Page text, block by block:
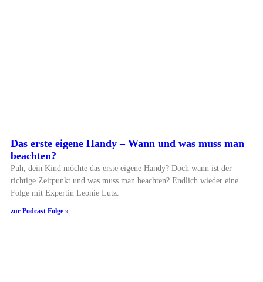
Das erste eigene Handy – Wann und was muss man
beachten?
Puh, dein Kind möchte das erste eigene Handy? Doch wann ist der
richtige Zeitpunkt und was muss man beachten? Endlich wieder eine
Folge mit Expertin Leonie Lutz.
zur Podcast Folge »